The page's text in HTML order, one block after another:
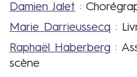
Damien Jalet :
Marie Darrieussecq :
Raphaël Haberberg :
scène